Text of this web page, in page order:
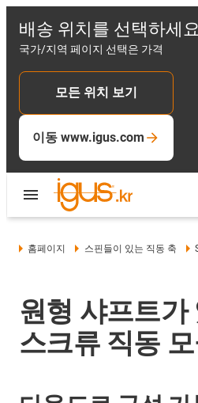
배송 위치를 선택하세
국가/지역 페이지 선택은 가격
모든 위치 보기
이동 www.igus.com
홈페이지 스핀들이 있는 직동 축
원형 샤프트가
스크류 직동